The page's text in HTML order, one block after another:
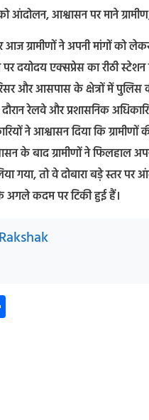
आंदोलन, आश्वासन पर माने
ग्रामीणों ने अपनी मांगों को
दयोदय एक्सप्रेस का रीठी
और आसपास के क्षेत्रों में पुलिस की
रेलवे और प्रशासनिक
ने आश्वासन दिया कि
के बाद ग्रामीणों ने फिलहाल
गया, तो वे दोबारा बड़े स्तर
अगले कदम पर टिकी हुई हैं।